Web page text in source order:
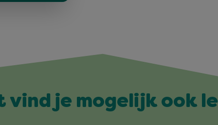
vind je mogelijk ook